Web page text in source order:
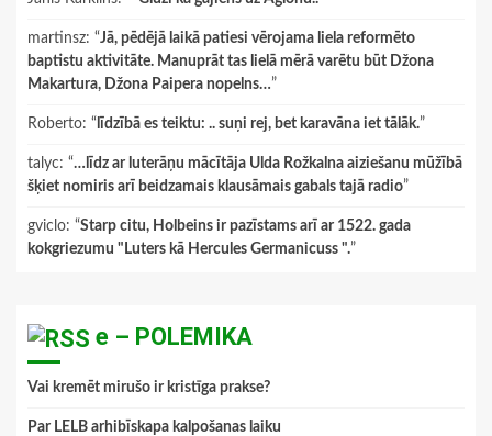
martinsz: “Jā, pēdējā laikā patiesi vērojama liela reformēto
baptistu aktivitāte. Manuprāt tas lielā mērā varētu būt Džona
Makartura, Džona Paipera nopelns…”
Roberto: “ līdzībā es teiktu: .. suņi rej, bet karavāna iet tālāk.”
talyc: “…līdz ar luterāņu mācītāja Ulda Rožkalna aiziešanu mūžībā
šķiet nomiris arī beidzamais klausāmais gabals tajā radio”
gviclo: “Starp citu, Holbeins ir pazīstams arī ar 1522. gada
kokgriezumu "Luters kā Hercules Germanicuss ".”
e – POLEMIKA
Vai kremēt mirušo ir kristīga prakse?
Par LELB arhibīskapa kalpošanas laiku